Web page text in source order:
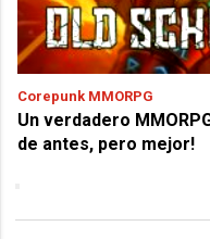
Corepunk MMORPG
Un verdadero
de antes, pero mejor!